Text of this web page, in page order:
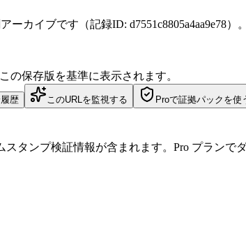
ーカイブです（記録ID: d7551c8805a4aa9e78）。
の保存版を基準に表示されます。
歴 このURLを監視する Proで証拠パックを使
タンプ検証情報が含まれます。Pro プランで